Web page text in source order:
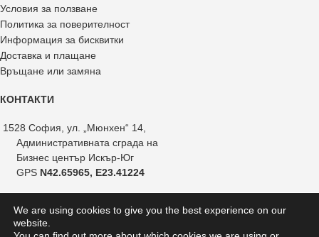
Условия за ползване
Политика за поверителност
Информация за бисквитки
Доставка и плащане
Връщане или замяна
КОНТАКТИ
1528 София, ул. „Мюнхен“ 14,
Административната сграда на
Бизнес център Искър-Юг
GPS N42.65965, E23.41224
+359 888 821 239
+359 887 051 517
We are using cookies to give you the best experience on our
website.